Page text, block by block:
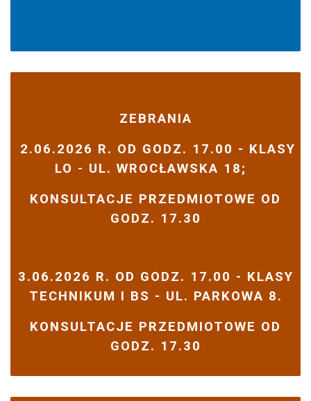
ZEBRANIA
2.06.2026 R. OD GODZ. 17.00 - KLASY
LO - UL. WROCŁAWSKA 18;
KONSULTACJE PRZEDMIOTOWE OD
GODZ. 17.30
3.06.2026 R. OD GODZ. 17.00 - KLASY
TECHNIKUM I BS - UL. PARKOWA 8.
KONSULTACJE PRZEDMIOTOWE OD
GODZ. 17.30